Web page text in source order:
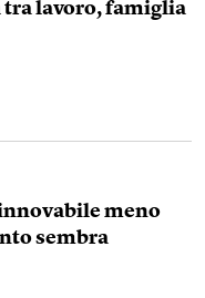
tra lavoro, famiglia
meno
sembra